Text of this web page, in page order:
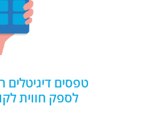
טפסים דיגיטלים
לספק חווית